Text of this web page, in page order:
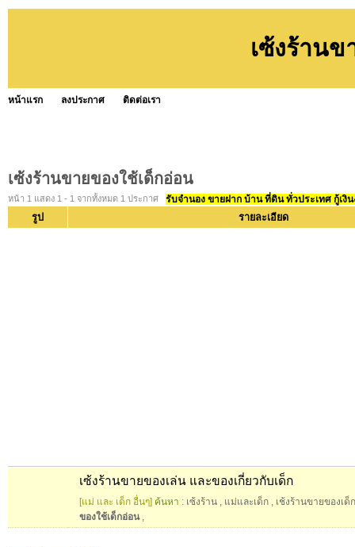
เซ้งร้านข
หน้าแรก ลงประกาศ ติดต่อเรา
เซ้งร้านขายของใช้เด็กอ่อน
หน้า 1 แสดง 1 - 1 จากทั้งหมด 1 ประกาศ รับจำนอง ขายฝาก บ้าน ที่ดิน ทั่วประเทศ กู้เงิ
รูป รายละเอียด
เซ้งร้านขายของเล่น และของเกี่ยวกับเด็ก
[แม่ และ เด็ก อื่นๆ] ค้นหา : เซ้งร้าน , แม่และเด็ก , เช้งร้านขายของเด็
ของใช้เด็กอ่อน,